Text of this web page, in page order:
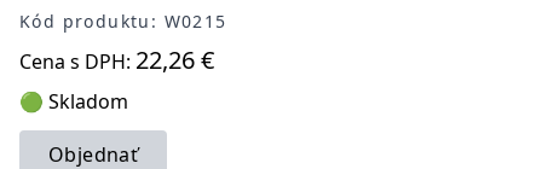
Kód produktu: W0215
Cena s DPH: 22,26 €
🟢 Skladom
Objednať